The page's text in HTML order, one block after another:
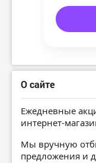
О сайте
Ежедневные
интернет-
Мы вручную
предложения и